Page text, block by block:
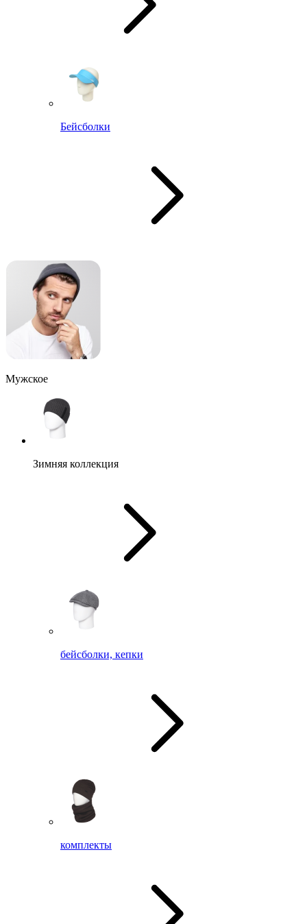
Бейсболки
Мужское
Зимняя коллекция
бейсболки, кепки
комплекты